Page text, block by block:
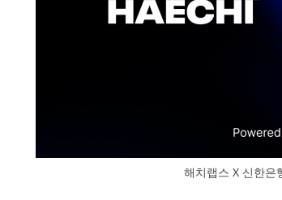
해치랩스 X 신한